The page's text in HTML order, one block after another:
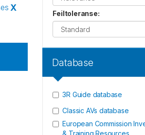
X
Feiltoleranse:
Database
3R Guide database
Classic AVs database
European Commission
& Training Resources